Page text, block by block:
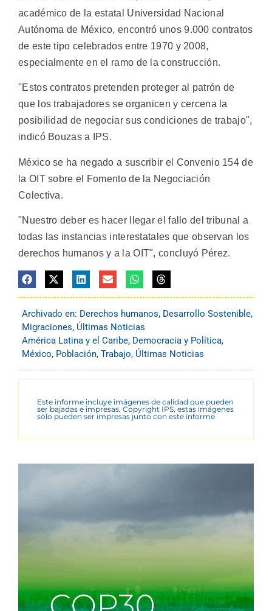
académico de la estatal Universidad Nacional
Autónoma de México, encontró unos 9.000 contratos
de este tipo celebrados entre 1970 y 2008,
especialmente en el ramo de la construcción.
"Estos contratos pretenden proteger al patrón de
que los trabajadores se organicen y cercena la
posibilidad de negociar sus condiciones de trabajo",
indicó Bouzas a IPS.
México se ha negado a suscribir el Convenio 154 de
la OIT sobre el Fomento de la Negociación
Colectiva.
"Nuestro deber es hacer llegar el fallo del tribunal a
todas las instancias interestatales que observan los
derechos humanos y a la OIT", concluyó Pérez.
Archivado en: Derechos humanos, Desarrollo Sostenible,
Migraciones, Últimas Noticias
América Latina y el Caribe, Democracia y Política,
México, Población, Trabajo, Últimas Noticias
Este informe incluye imágenes de calidad que pueden
ser bajadas e impresas. Copyright IPS, estas imágenes
sólo pueden ser impresas junto con este informe